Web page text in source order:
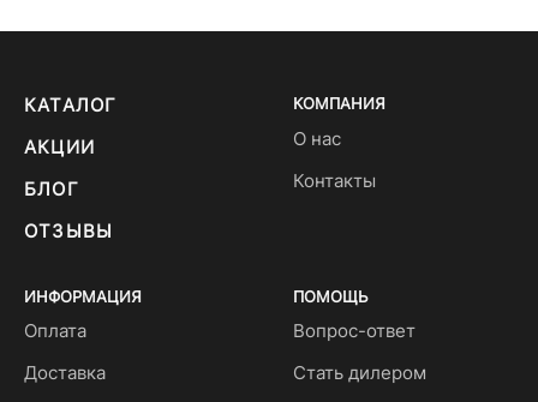
КАТАЛОГ
АКЦИИ
БЛОГ
ОТЗЫВЫ
КОМПАНИЯ
О нас
Контакты
ИНФОРМАЦИЯ
Оплата
Доставка
ПОМОЩЬ
Вопрос-ответ
Стать дилером